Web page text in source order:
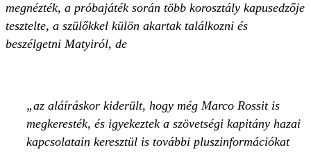
megnézték, a próbajáték során több korosztály kapusedzője
tesztelte, a szülőkkel külön akartak találkozni és
beszélgetni Matyiról, de
az aláíráskor kiderült, hogy még Marco Rossit is
megkeresték, és igyekeztek a szövetségi kapitány hazai
kapcsolatain keresztül is további pluszinformációkat